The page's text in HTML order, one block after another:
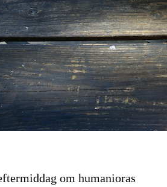
om humanioras